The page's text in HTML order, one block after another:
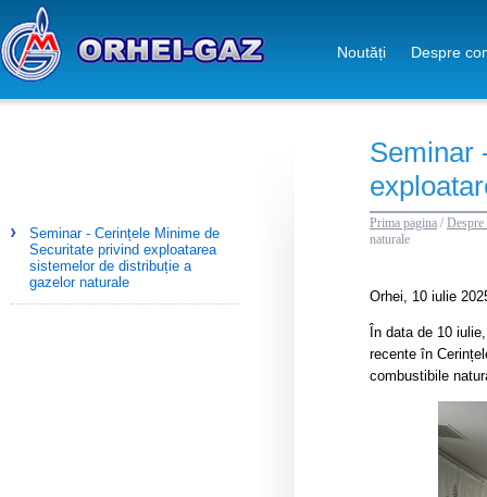
Noutăți Despre
Seminar - Cerințele Minime de
Securitate privind exploatarea
sistemelor de distribuție a
gazelor naturale
Seminar
Prima pagina / Despre
naturale
Orhei, 10 iulie
În data de 10
recente în
combustibile